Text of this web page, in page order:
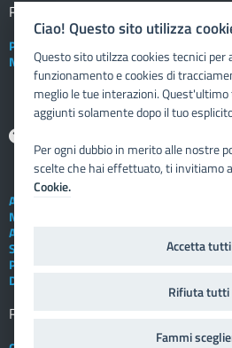
Registro elettronico
Posta elettronica istituzionale
Nuovo sportello dipendente
Assistenza tecnica
Note legali
Albo telematico
Social Media Policy
Privacy
Dichiarazione di accessibilità
Registro elettronico
Ciao! Questo sito utilizza
Questo sito utilzza cookies tecnici
funzionamento e cookies di
meglio le tue interazioni.
aggiunti solamente dopo il tuo
Per ogni dubbio in merito alle nostre
scelte che hai effettuato, ti invitiamo
Cookie.
Accetta tutti
Rifiuta tutti
Fammi